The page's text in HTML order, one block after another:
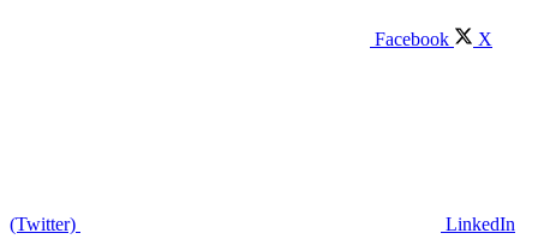
Facebook X
(Twitter) LinkedIn